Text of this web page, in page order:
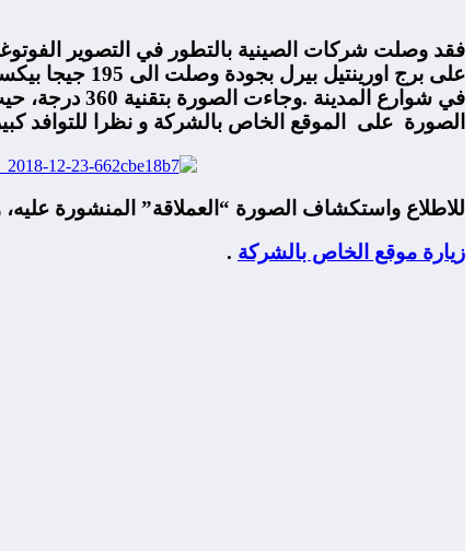
فقد وصلت شركات الصينية بالتطور في التصوير
في شوارع
الصورة على الموقع الخاص بالشركة و نظرا للتوافد
للاطلاع واستكشاف الصورة “العملاقة” المنشورة عليه،
زيارة موقع الخاص بالشركة .